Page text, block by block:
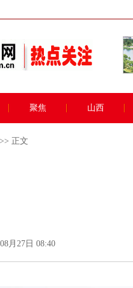
聚焦 山西
>> 正文
月27日 08:40